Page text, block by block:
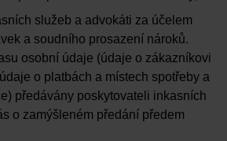
služeb a advokáti za účelem
a soudního prosazení nároků.
osobní údaje (údaje o zákazníkovi
o platbách a místech spotřeby a
předávány poskytovateli inkasních
o zamýšleném předání předem